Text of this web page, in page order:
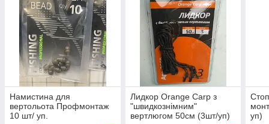
Намистина для
вертольота Профмонтаж
10 шт/ уп.
Лидкор Orange Carp з
"швидкознімним"
вертлюгом 50см (3шт/уп)
уп)